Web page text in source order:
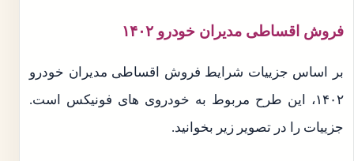
فروش اقساطی مدیران خودرو ۱۴۰۲
بر اساس جزییات شرایط فروش اقساطی مدیران خودرو
۱۴۰۲، این طرح مربوط به خودروی های فونیکس است.
جزییات را در تصویر زیر بخوانید.